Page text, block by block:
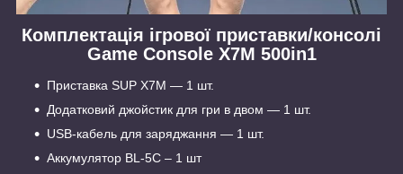
Комплектація ігрової приставки/консолі
Game Console X7M 500in1
Приставка SUP X7M — 1 шт.
Додатковий джойстик для гри в двом — 1 шт.
USB-кабель для заряджання — 1 шт.
Аккумулятор BL-5C – 1 шт